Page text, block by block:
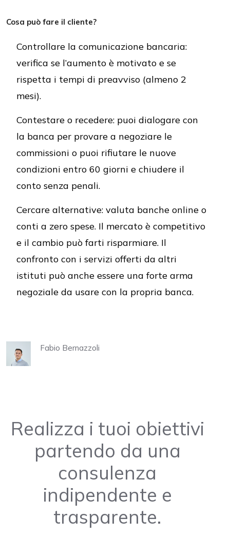
Cosa può fare il cliente?
Controllare la comunicazione bancaria:
verifica se l’aumento è motivato e se
rispetta i tempi di preavviso (almeno 2
mesi).
Contestare o recedere: puoi dialogare con
la banca per provare a negoziare le
commissioni o puoi rifiutare le nuove
condizioni entro 60 giorni e chiudere il
conto senza penali.
Cercare alternative: valuta banche online o
conti a zero spese. Il mercato è competitivo
e il cambio può farti risparmiare. Il
confronto con i servizi offerti da altri
istituti può anche essere una forte arma
negoziale da usare con la propria banca.
Fabio Bernazzoli
Realizza i tuoi obiettivi
partendo da una
consulenza
indipendente e
trasparente.